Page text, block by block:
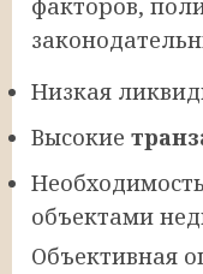
факторов,
Низкая
Высокие
Необходимость
объектами
Объективная